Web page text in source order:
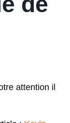
attention il